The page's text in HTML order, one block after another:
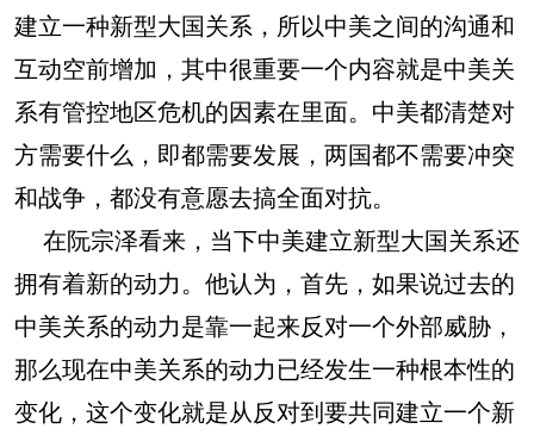
建立一种新型大国关系，所以中美之间的沟通和
互动空前增加，其中很重要一个内容就是中美关
系有管控地区危机的因素在里面。中美都清楚对
方需要什么，即都需要发展，两国都不需要冲突
和战争，都没有意愿去搞全面对抗。
在阮宗泽看来，当下中美建立新型大国关系还
拥有着新的动力。他认为，首先，如果说过去的
中美关系的动力是靠一起来反对一个外部威胁，
那么现在中美关系的动力已经发生一种根本性的
变化，这个变化就是从反对到要共同建立一个新